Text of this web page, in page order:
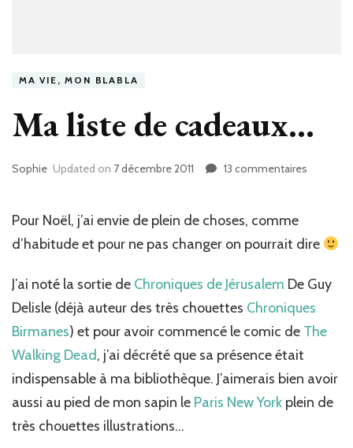
MA VIE, MON BLABLA
Ma liste de cadeaux…
Sophie Updated on 7 décembre 2011 13 commentaires
Pour Noël, j’ai envie de plein de choses, comme
d’habitude et pour ne pas changer on pourrait dire
J’ai noté la sortie de Chroniques de Jérusalem De Guy
Delisle (déjà auteur des très chouettes Chroniques
Birmanes) et pour avoir commencé le comic de The
Walking Dead, j’ai décrété que sa présence était
indispensable à ma bibliothèque. J’aimerais bien avoir
aussi au pied de mon sapin le Paris New York plein de
très chouettes illustrations…